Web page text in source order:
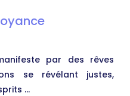
par des rêves
se révélant justes,
…